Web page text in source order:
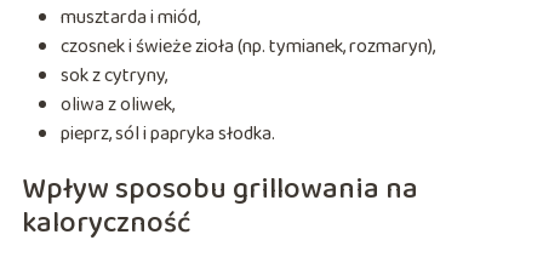
musztarda i miód,
czosnek i świeże zioła (np. tymianek, rozmaryn),
sok z cytryny,
oliwa z oliwek,
pieprz, sól i papryka słodka.
Wpływ sposobu grillowania na
kaloryczność